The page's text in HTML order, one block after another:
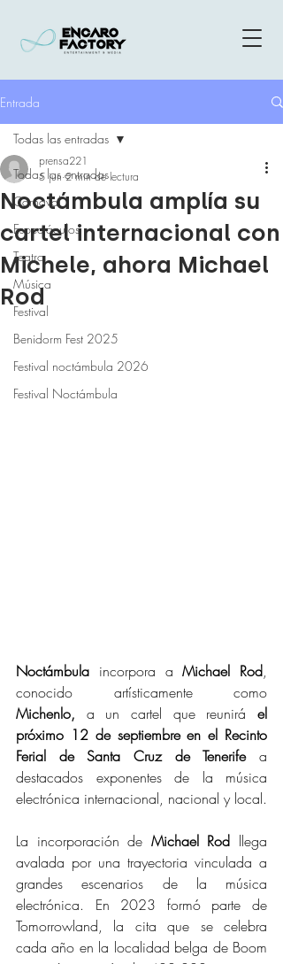
Entrada
Todas las entradas
Carnaval
Espectáculos
Teatro
Música
Festival
Benidorm Fest 2025
Festival noctámbula 2026
Festival Noctámbula
Todas las entradas
Noctámbula amplía su
cartel internacional con
Michele, ahora Michael
Rod
prensa221
5 jun 2 min de lectura
Noctámbula incorpora a Michael Rod,
Michenlo, a un cartel que reunirá el
próximo 12 de septiembre en el Recinto
Ferial de Santa Cruz de Tenerife a
destacados exponentes de la música
electrónica internacional, nacional y local.
La incorporación de Michael Rod llega
avalada por una trayectoria vinculada a
grandes escenarios de la música
electrónica. En 2023 formó parte de
Tomorrowland, la cita que se celebra
cada año en la localidad belga de Boom